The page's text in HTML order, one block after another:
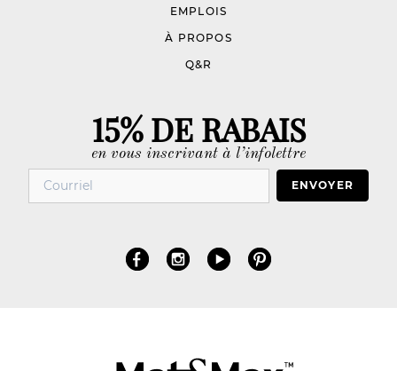
EMPLOIS
À PROPOS
Q&R
15% DE RABAIS
en vous inscrivant à l’infolettre
ENVOYER